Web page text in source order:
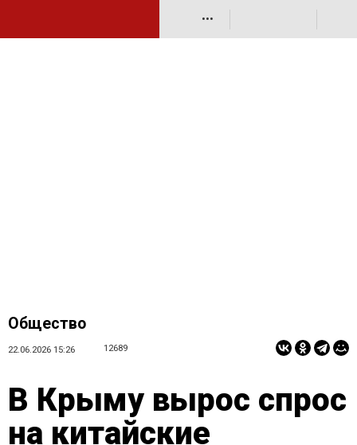
•••
Общество
22.06.2026 15:26 12689
В Крыму вырос спрос
на китайские